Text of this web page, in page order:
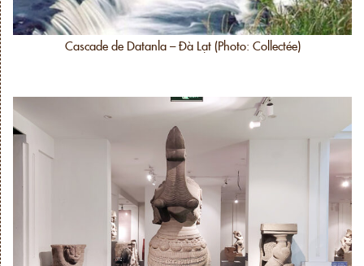
Cascade de Datanla – Đà Lạt (Photo: Collectée)